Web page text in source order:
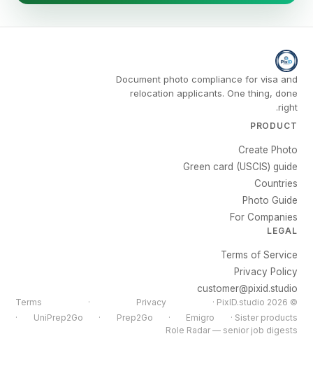
Document photo compliance for visa and
relocation applicants. One thing, done
right.
PRODUCT
Create Photo
Green card (USCIS) guide
Countries
Photo Guide
For Companies
LEGAL
Terms of Service
Privacy Policy
customer@pixid.studio
© 2026 PixID.studio ·
Privacy
Terms
Sister products ·
Emigro
Prep2Go
UniPrep2Go
Role Radar — senior job digests